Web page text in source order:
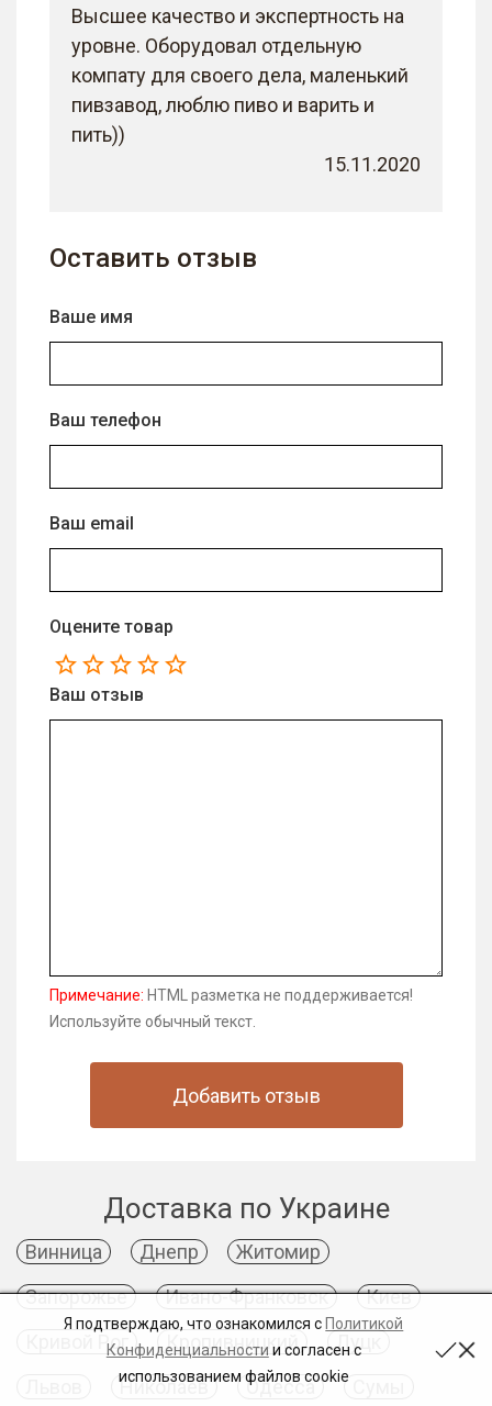
Высшее качество и экспертность на
уровне. Оборудовал отдельную
компату для своего дела, маленький
пивзавод, люблю пиво и варить и
пить))
15.11.2020
Оставить отзыв
Ваше имя
Ваш телефон
Ваш email
Оцените товар
Ваш отзыв
Примечание: HTML разметка не поддерживается!
Используйте обычный текст.
Добавить отзыв
Доставка по Украине
Винница Днепр
Житомир
Запорожье
Ивано-Франковск
Киев
Кривой Рог
Кропивницкий
Луцк
Николаев Одесса
Я подтверждаю, что ознакомился с Политикой
Конфиденциальности и согласен с
использованием файлов cookie